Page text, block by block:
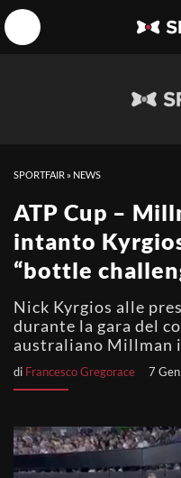
SPORTFAIR » NEWS
ATP Cup –
intanto
“bottle
Nick Kyrgios alle
durante la gara del
australiano Millman
di Francesco Gregorace 7